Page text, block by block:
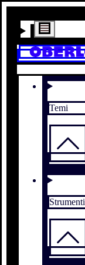
Temi
Strumenti